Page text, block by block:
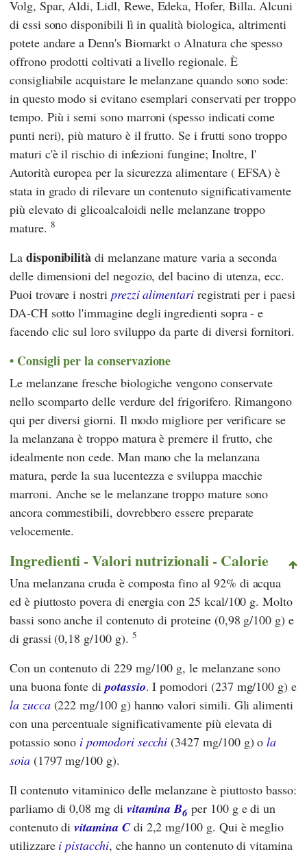
Volg, Spar, Aldi,Lidl, Rewe, Edeka,Hofer, Billa. Alcuni
di essi sono disponibili lì in qualità biologica, altrimenti
potete andare aDenn's Biomarkt o Alnatura che spesso
offrono prodotti coltivati a livello regionale. È
consigliabile acquistare le melanzane quando sono sode:
in questo modo si evitano esemplari conservati per troppo
tempo. Più i semi sono marroni (spesso indicati come
punti neri), più maturo è il frutto. Se i frutti sono troppo
maturi c'è il rischio di infezioni fungine; Inoltre, l'
Autorità europea per la sicurezza alimentare(EFSA) è
stata in grado di rilevare un contenuto significativamente
più elevato di glicoalcaloidi nelle melanzane troppo
mature. 8
La disponibilità di melanzane mature varia a seconda
delle dimensioni del negozio, del bacino di utenza, ecc.
Puoi trovare i nostri prezzi alimentariregistrati per i paesi
DA-CH sotto l'immagine degli ingredienti sopra - e
facendo clic sul loro sviluppo da parte di diversi fornitori.
Consigli per la conservazione
Le melanzane fresche biologiche vengono conservate
nello scomparto delle verdure del frigorifero. Rimangono
qui per diversi giorni. Il modo migliore per verificare se
la melanzana è troppo matura è premere il frutto, che
idealmente non cede. Man mano che la melanzana
matura, perde la sua lucentezza e sviluppa macchie
marroni. Anche se le melanzane troppo mature sono
ancora commestibili, dovrebbero essere preparate
velocemente.
Ingredienti - Valori nutrizionali - Calorie
Una melanzana cruda è composta fino al 92% di acqua
ed è piuttosto povera di energia con 25 kcal/100 g. Molto
bassi sono anche il contenuto di proteine (0,98 g/100 g) e
di grassi (0,18 g/100 g). 5
Con un contenuto di 229 mg/100 g, le melanzane sono
una buona fonte di potassio. I pomodori (237 mg/100 g) e
la zucca(222 mg/100 g) hanno valori simili. Gli alimenti
con una percentuale significativamente più elevata di
potassio sono i pomodori secchi (3427 mg/100 g) ola
soia(1797 mg/100 g).
Il contenuto vitaminico delle melanzane è piuttosto basso:
parliamo di 0,08 mg di vitamina B6 per 100 g e di un
contenuto divitamina Cdi 2,2 mg/100 g. Qui è meglio
utilizzare i pistacchi, che hanno un contenuto di vitamina